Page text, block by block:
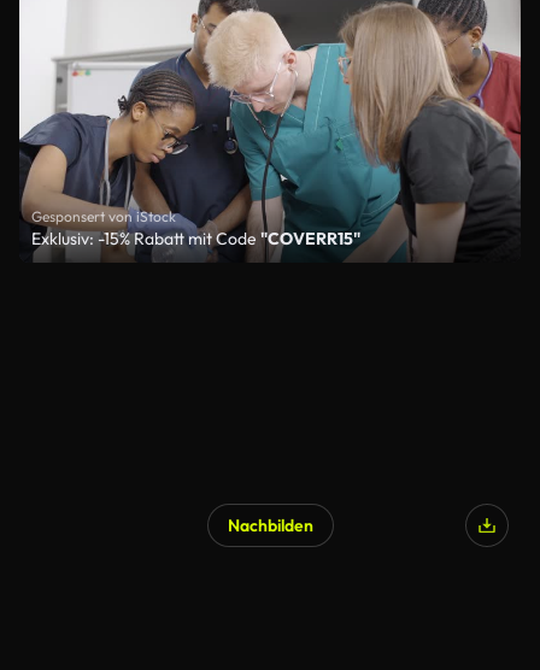
Gesponsert von iStock
Exklusiv: -15% Rabatt mit Code "COVERR15"
Nachbilden